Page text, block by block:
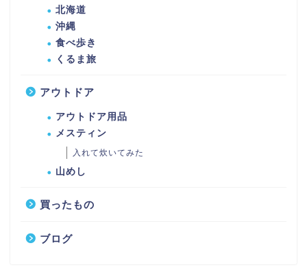
北海道
沖縄
食べ歩き
くるま旅
アウトドア
アウトドア用品
メスティン
入れて炊いてみた
山めし
買ったもの
ブログ